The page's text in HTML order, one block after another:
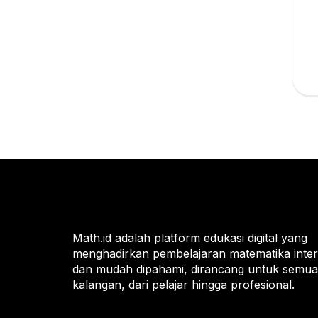
Math.id adalah platform edukasi digital yang
menghadirkan pembelajaran matematika
dan mudah dipahami, dirancang untuk semua
kalangan, dari pelajar hingga profesional.